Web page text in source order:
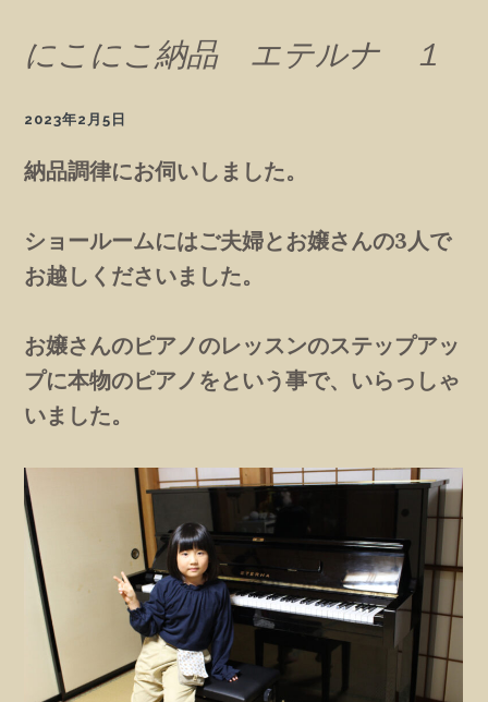
にこにこ納品 エテルナ １
2023年2月5日
納品調律にお伺いしました。
ショールームにはご夫婦とお嬢さんの3人で
お越しくださいました。
お嬢さんのピアノのレッスンのステップアッ
プに本物のピアノをという事で、いらっしゃ
いました。